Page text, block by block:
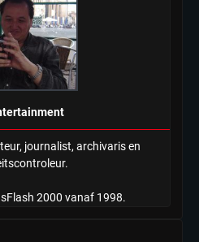
journalist, archivaris en
2000 vanaf 1998.